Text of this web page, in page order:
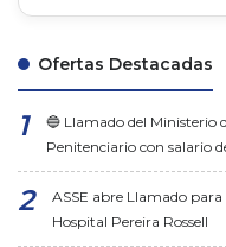
Ofertas Destacadas
🔵 Llamado del Ministerio
Penitenciario con salario
ASSE abre Llamado para
Hospital Pereira Rossell